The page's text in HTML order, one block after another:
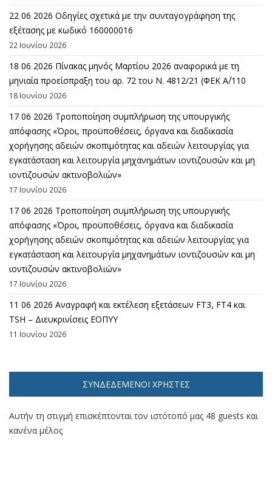
22 06 2026 Οδηγίες σχετικά με την συνταγογράφηση της
εξέτασης με κωδικό 160000016
22 Ιουνίου 2026
18 06 2026 Πίνακας μηνός Μαρτίου 2026 αναφορικά με τη
μηνιαία προείσπραξη του αρ. 72 του Ν. 4812/21 (ΦΕΚ Α΄/110
18 Ιουνίου 2026
17 06 2026 Τροποποίηση συμπλήρωση της υπουργικής
απόφασης «Όροι, προϋποθέσεις, όργανα και διαδικασία
χορήγησης αδειών σκοπιμότητας και αδειών λειτουργίας για
εγκατάσταση και λειτουργία μηχανημάτων ιοντιζουσών και μη
ιοντιζουσών ακτινοβολιών»
17 Ιουνίου 2026
17 06 2026 Τροποποίηση συμπλήρωση της υπουργικής
απόφασης «Όροι, προϋποθέσεις, όργανα και διαδικασία
χορήγησης αδειών σκοπιμότητας και αδειών λειτουργίας για
εγκατάσταση και λειτουργία μηχανημάτων ιοντιζουσών και μη
ιοντιζουσών ακτινοβολιών»
17 Ιουνίου 2026
11 06 2026 Αναγραφή και εκτέλεση εξετάσεων FT3, FT4 και
TSH – Διευκρινίσεις ΕΟΠΥΥ
11 Ιουνίου 2026
ΣΥΝΔΕΔΕΜΈΝΟΙ ΧΡΉΣΤΕΣ
Αυτήν τη στιγμή επισκέπτονται τον ιστότοπό μας 48 guests και
κανένα μέλος